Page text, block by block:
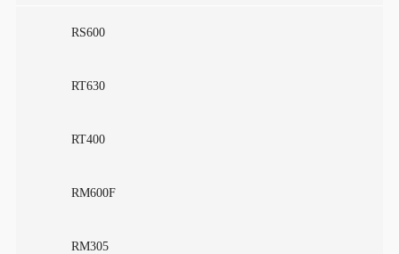
RS600
RT630
RT400
RM600F
RM305